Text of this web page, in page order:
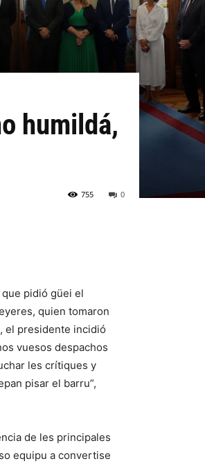
humildá,
0
755
pidió güei el
quien tomaron
el presidente incidió
vuesos despachos
les crítiques y
pisar el barru”,
de les principales
equipu a convertise